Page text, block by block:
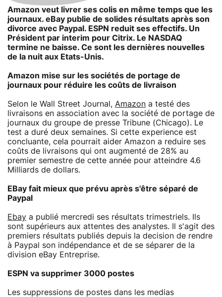
Amazon veut livrer ses colis en même temps que les
journaux. eBay publie de solides résultats après son
divorce avec Paypal. ESPN reduit ses effectifs. Un
Président par interim pour Citrix. Le NASDAQ
termine ne baisse. Ce sont les dernières nouvelles
de la nuit aux Etats-Unis.
Amazon mise sur les sociétés de portage de
journaux pour réduire les coûts de livraison
Selon le Wall Street Journal, Amazon a testé des
livraisons en association avec la société de portage de
journaux du groupe de presse Tribune (Chicago). Le
test a duré deux semaines. Si cette experience est
concluante, cela pourrait aider Amazon a reduire ses
coûts de livraisons qui ont augmenté de 28% au
premier semestre de cette année pour atteindre 4.6
Milliards de dollars.
EBay fait mieux que prévu après s'être séparé de
Paypal
Ebay a publié mercredi ses résultats trimestriels. Ils
sont supérieurs aux attentes des analystes. Il s'agit des
premiers résultats publiés depuis la decision de rendre
à Paypal son indépendance et de se séparer de la
division eBay Entreprise.
ESPN va supprimer 3000 postes
Les suppressions de postes dans les medias